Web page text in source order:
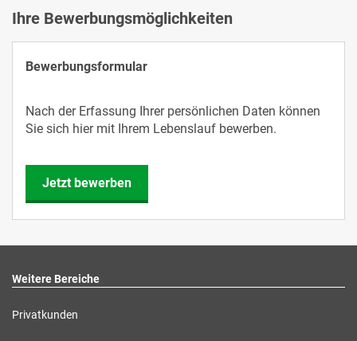
Ihre Bewerbungsmöglichkeiten
Bewerbungsformular
Nach der Erfassung Ihrer persönlichen Daten können
Sie sich hier mit Ihrem Lebenslauf bewerben.
Jetzt bewerben
Weitere Bereiche
Privatkunden